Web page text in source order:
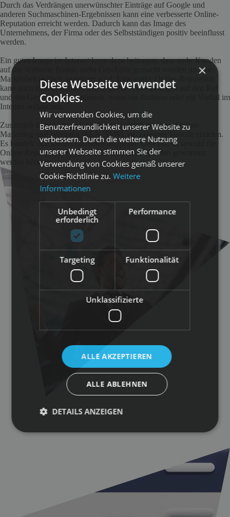
Durch das Verdrängen unerwünschter Einträge auf Google und
anderen Suchmaschinen-Ergebnissen kann eine verbesserte Online-
Reputation erreicht werden. Dadurch kann das Image des
Unternehmens, der Firma oder des Selbstständigen positiv beeinflusst
werden.
Ein gutes Image im Internet kann dazu beitragen, dass mehr Kunden
auf die Webseite finden, mehr Geschäfte gemacht werden und die
Markenbekanntheit gesteigert wird. Eine starke Online-Reputation
kann auch helfen, Risiken und negative Auswirkungen auf den Ruf
und das Geschäft zu minimieren, wenn ein Problem oder ein Vorfall im
Internet auftauchen.
Zusätzlich dazu können Unternehmen durch gezieltes Online-
Marketing und Werbung (SEA, SMM, etc.) weitere Vorteile erzielen.
Es handelt sich hierbei um einen doppelten Gewinn, da sowohl die
Online-Reputation verbessert, als auch neue Kunden gewonnen
werden können.
×
Diese Webseite verwendet
Cookies.
Wir verwenden Cookies, um die
Benutzerfreundlichkeit unserer Website zu
verbessern. Durch die weitere Nutzung
unserer Webseite stimmen Sie der
Verwendung von Cookies gemäß unserer
Cookie-Richtlinie zu.Weitere
Informationen
Unbedingt
erforderlich
Performance
Targeting Funktionalität
Unklassifizierte
ALLE AKZEPTIEREN
ALLE ABLEHNEN
DETAILS ANZEIGEN